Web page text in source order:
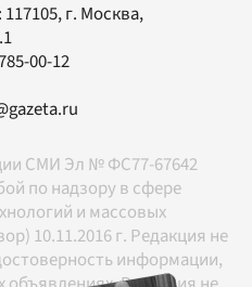
117105, г. Москва,
00-12
СМИ Эл № ФС77-67642
по надзору в сфере
и массовых
10.11.2016 г. Редакция не
информации,